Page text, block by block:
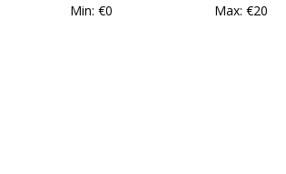
Min: €0 Max: €20